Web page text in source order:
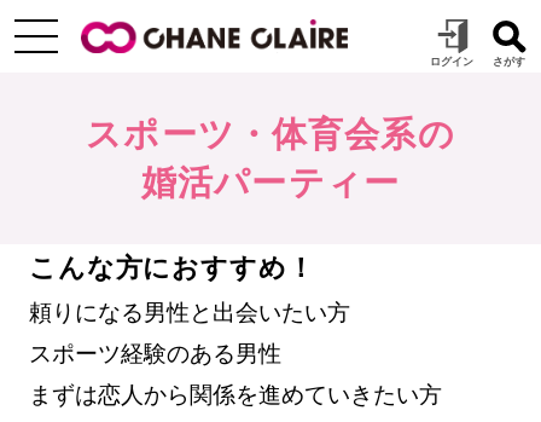
スポーツ・体育会系の
婚活パーティー
こんな方におすすめ！
頼りになる男性と出会いたい方
スポーツ経験のある男性
まずは恋人から関係を進めていきたい方